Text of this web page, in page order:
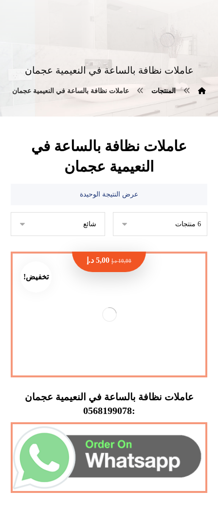
عاملات نظافة بالساعة في النعيمية عجمان
المنتجات عاملات نظافة بالساعة في النعيمية عجمان
عاملات نظافة بالساعة في
النعيمية عجمان
عرض النتيجة الوحيدة
تخفيض!
عاملات نظافة بالساعة في النعيمية عجمان
:0568199078
10,00 د.إ 5,00 د.إ